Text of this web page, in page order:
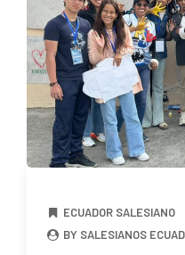
ECUADOR SALESIANO
BY SALESIANOS